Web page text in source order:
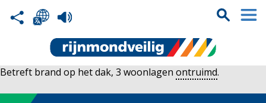
Betreft brand op het dak, 3 woonlagen ontruimd.